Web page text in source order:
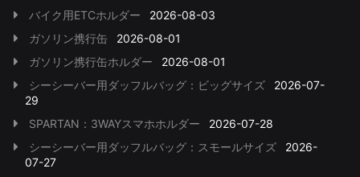
バイク用ETCホルダー
2026-08-03
ガソリン携行缶
2026-08-01
ガソリン携行缶ホルダー
2026-08-01
シーシーバー用ダッフルバッグ：ビッグサイズ
2026-07-
29
SPARTAN：3WAYスマホホルダー
2026-07-28
シーシーバー用ダッフルバッグ：スモールサイズ
2026-
07-27